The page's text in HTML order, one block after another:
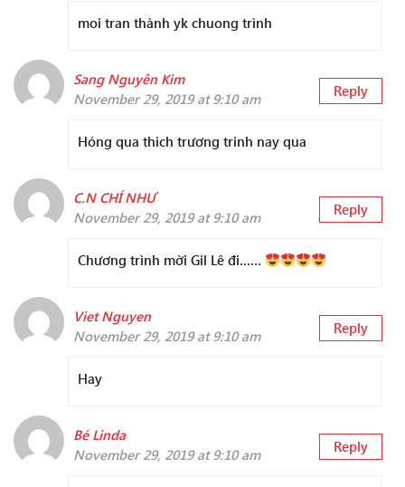
moi tran thành yk chuong trình
Sang Nguyên Kim
November 29, 2019 at 9:10 am
Reply
Hóng qua thich trương trinh nay qua
C.N CHÍ NHƯ
November 29, 2019 at 9:10 am
Reply
Chương trình mời Gil Lê đi……
Viet Nguyen
November 29, 2019 at 9:10 am
Reply
Hay
Bé Linda
November 29, 2019 at 9:10 am
Reply